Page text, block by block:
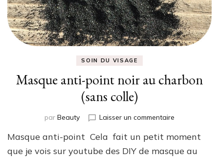
SOIN DU VISAGE
Masque anti-point noir au charbon
(sans colle)
par Beauty Laisser un commentaire
anti-
point
Masque anti-point Cela fait un petit moment
que je vois sur youtube des DIY de masque au